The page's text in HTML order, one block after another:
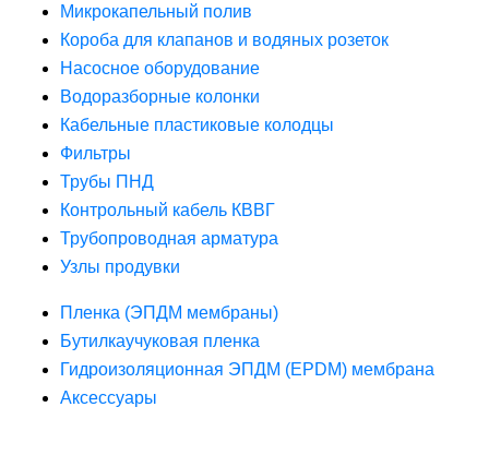
Микрокапельный полив
Короба для клапанов и водяных розеток
Насосное оборудование
Водоразборные колонки
Кабельные пластиковые колодцы
Фильтры
Трубы ПНД
Контрольный кабель КВВГ
Трубопроводная арматура
Узлы продувки
Пленка (ЭПДМ мембраны)
Бутилкаучуковая пленка
Гидроизоляционная ЭПДМ (EPDM) мембрана
Аксессуары